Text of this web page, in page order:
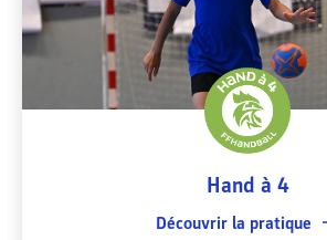
Hand à 4
Découvrir la pratique